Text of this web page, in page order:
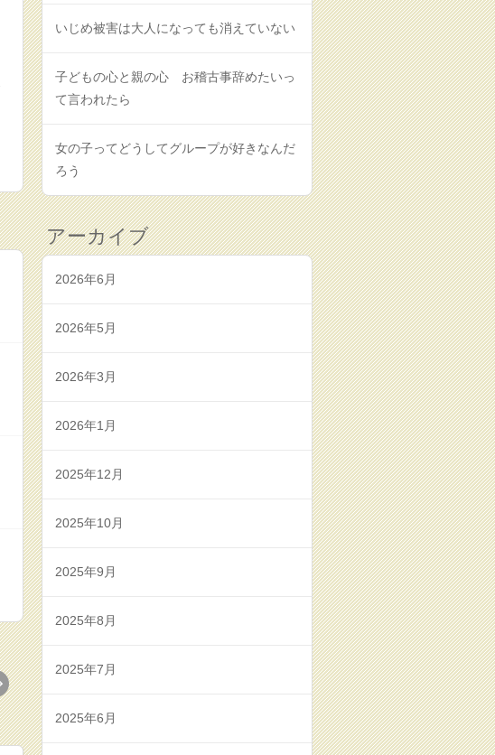
いじめ被害は大人になっても消えていない
子どもの心と親の心 お稽古事辞めたいっ
て言われたら
女の子ってどうしてグループが好きなんだ
ろう
アーカイブ
2026年6月
2026年5月
2026年3月
2026年1月
2025年12月
2025年10月
2025年9月
2025年8月
2025年7月
2025年6月